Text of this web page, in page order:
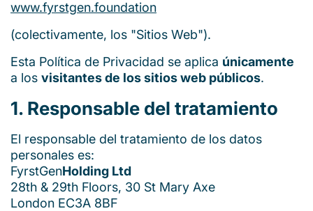
www.fyrstgen.foundation
(colectivamente, los "Sitios Web").
Esta Política de Privacidad se aplica únicamente
a los visitantes de los sitios web públicos.
1. Responsable del tratamiento
El responsable del tratamiento de los datos
personales es:
FyrstGenHolding Ltd
28th & 29th Floors, 30 St Mary Axe
London EC3A 8BF